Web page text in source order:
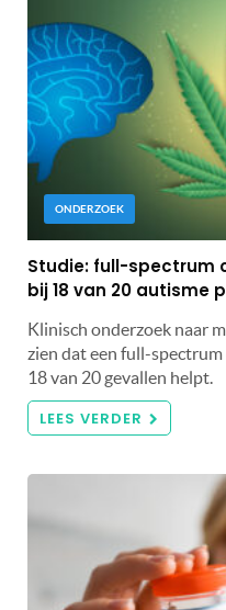
ONDERZOEK
Studie: full-spectrum
bij 18 van 20 autisme
Klinisch onderzoek naar
zien dat een full-
18 van 20 gevallen helpt.
LEES VERDER